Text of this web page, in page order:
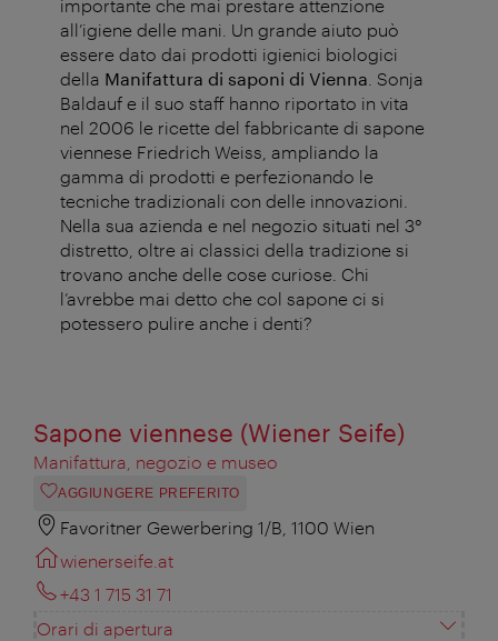
importante che mai prestare attenzione
all’igiene delle mani. Un grande aiuto può
essere dato dai prodotti igienici biologici
della Manifattura di saponi di Vienna . Sonja
Baldauf e il suo staff hanno riportato in vita
nel 2006 le ricette del fabbricante di sapone
viennese Friedrich Weiss, ampliando la
gamma di prodotti e perfezionando le
tecniche tradizionali con delle innovazioni.
Nella sua azienda e nel negozio situati nel 3°
distretto, oltre ai classici della tradizione si
trovano anche delle cose curiose. Chi
l’avrebbe mai detto che col sapone ci si
potessero pulire anche i denti?
Sapone viennese (Wiener Seife)
Manifattura, negozio e museo
AGGIUNGERE PREFERITO
Favoritner Gewerbering 1/B, 1100 Wien
wienerseife.at
+43 1 715 31 71
Orari di apertura